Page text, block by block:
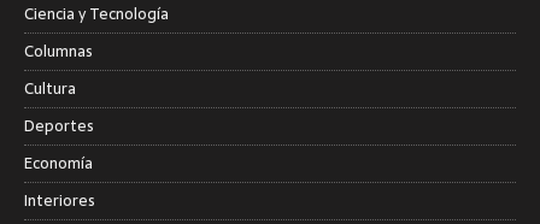
Ciencia y Tecnología
Columnas
Cultura
Deportes
Economía
Interiores